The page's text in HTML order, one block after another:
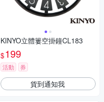
KINYO立體簍空掛鐘CL183
$199
活動 券
貨到通知我